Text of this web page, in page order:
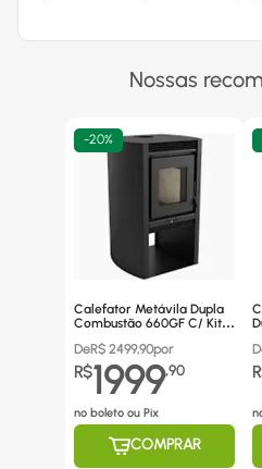
Nossas
-20%
Calefator Metávila Dupla
Combustão 660GF C/ Kit
DeR$ 2499,90por
R$1999,90
no boleto ou Pix
COMPRAR